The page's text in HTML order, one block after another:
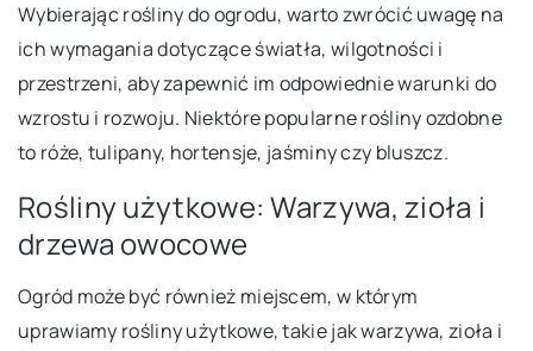
Wybierając rośliny do ogrodu, warto zwrócić uwagę na
ich wymagania dotyczące światła, wilgotności i
przestrzeni, aby zapewnić im odpowiednie warunki do
wzrostu i rozwoju. Niektóre popularne rośliny ozdobne
to róże, tulipany, hortensje, jaśminy czy bluszcz.
Rośliny użytkowe: Warzywa, zioła i
drzewa owocowe
Ogród może być również miejscem, w którym
uprawiamy rośliny użytkowe, takie jak warzywa, zioła i